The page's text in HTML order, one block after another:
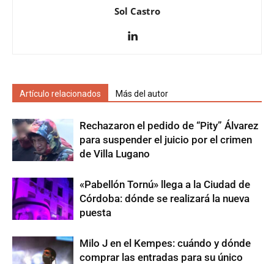
Sol Castro
Artículo relacionados Más del autor
Rechazaron el pedido de “Pity” Álvarez
para suspender el juicio por el crimen
de Villa Lugano
«Pabellón Tornú» llega a la Ciudad de
Córdoba: dónde se realizará la nueva
puesta
Milo J en el Kempes: cuándo y dónde
comprar las entradas para su único